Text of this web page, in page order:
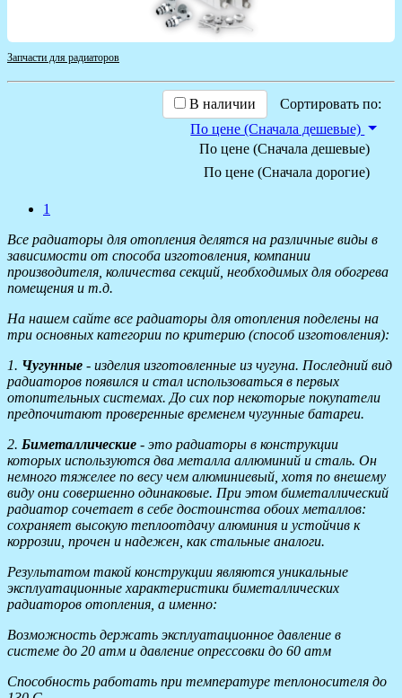
Запчасти для радиаторов
В наличии
Сортировать по:
По цене (Сначала дешевые)
По цене (Сначала дешевые)
По цене (Сначала дорогие)
1
Все радиаторы для отопления делятся на различные виды в
зависимости от способа изготовления, компании
производителя, количества секций, необходимых для обогрева
помещения и т.д.
На нашем сайте все радиаторы для отопления поделены на
три основных категории по критерию (способ изготовления):
1. Чугунные - изделия изготовленные из чугуна. Последний вид
радиаторов появился и стал использоваться в первых
отопительных системах. До сих пор некоторые покупатели
предпочитают проверенные временем чугунные батареи.
2. Биметаллические - это радиаторы в конструкции
которых используются два металла аллюминий и сталь. Он
немного тяжелее по весу чем алюминиевый, хотя по внешему
виду они совершенно одинаковые. При этом биметаллический
радиатор сочетает в себе достоинства обоих металлов:
сохраняет высокую теплоотдачу алюминия и устойчив к
коррозии, прочен и надежен, как стальные аналоги.
Результатом такой конструкции являются уникальные
эксплуатационные характеристики биметаллических
радиаторов отопления, а именно:
Возможность держать эксплуатационное давление в
системе до 20 атм и давление опрессовки до 60 атм
Способность работать при температуре теплоносителя до